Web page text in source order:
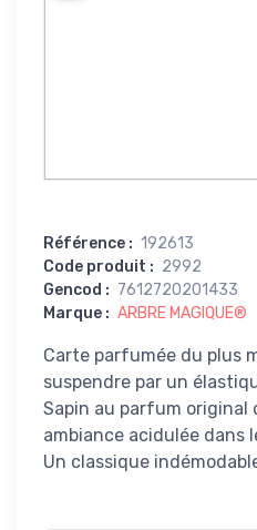
Référence : 192613
Code produit : 2992
Gencod : 7612720201433
Marque : ARBRE MAGIQUE®
Carte parfumée du plus
suspendre par un
Sapin au parfum original
ambiance acidulée dans
Un classique